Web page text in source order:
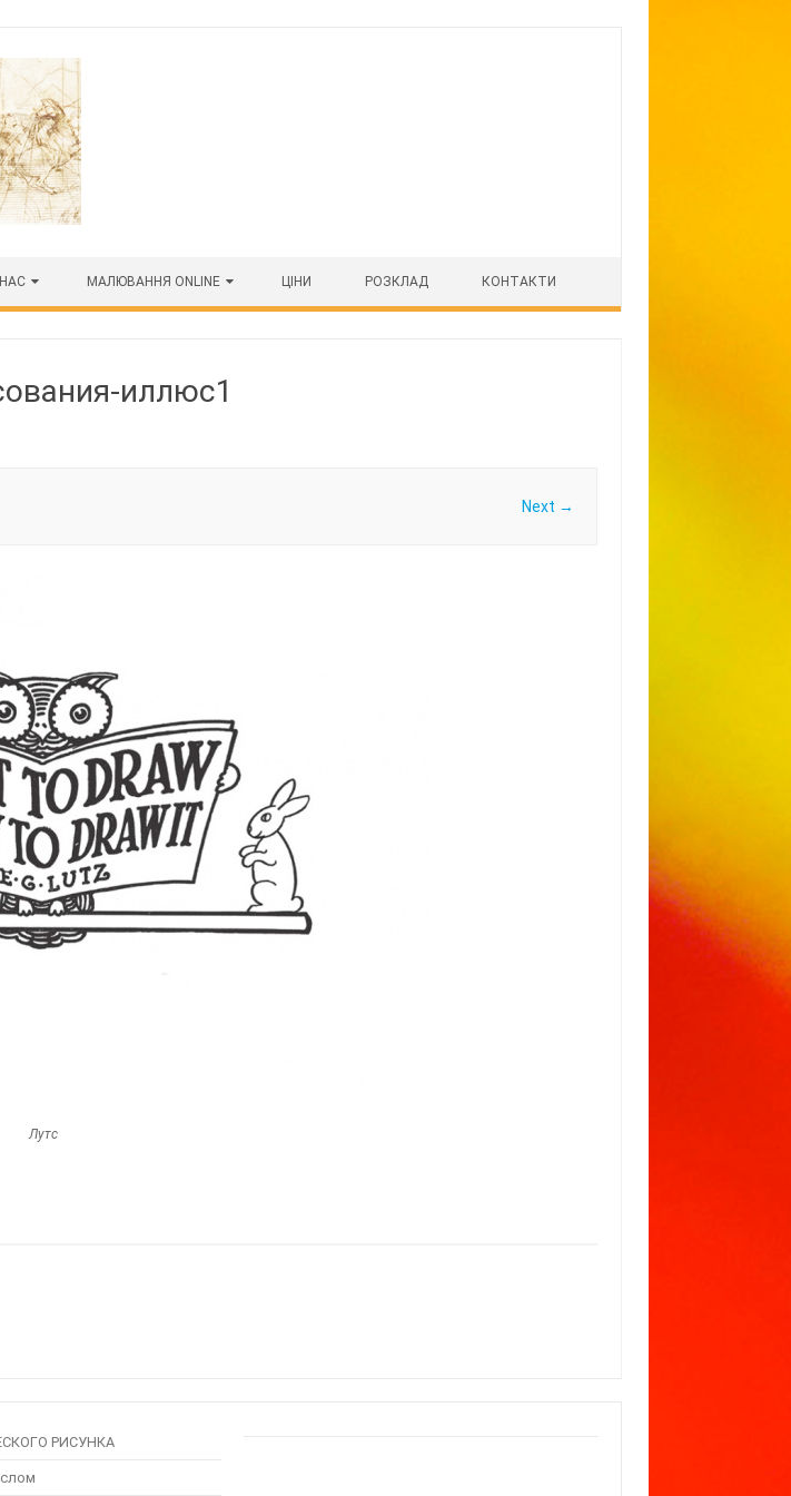
МАЛЮВАННЯ ONLINE ЦІНИ РОЗКЛАД КОНТАКТИ
иллюс1
Next →
Лутс
РИСУНКА